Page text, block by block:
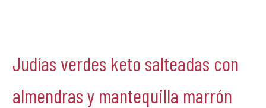
Judías verdes keto salteadas con
almendras y mantequilla marrón